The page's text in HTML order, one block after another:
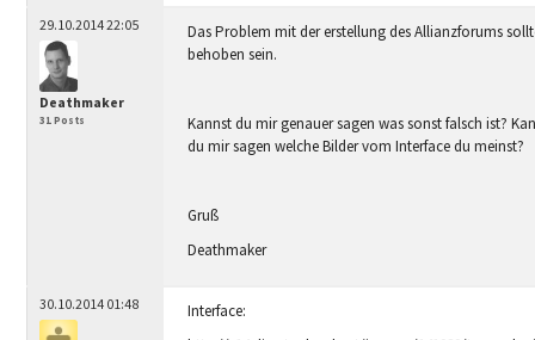
29.10.2014 22:05
Deathmaker
31 Posts
Das Problem mit der erstellung des Allianzforums
behoben sein.
Kannst du mir genauer sagen was sonst falsch ist?
du mir sagen welche Bilder vom Interface du meinst?
Gruß
Deathmaker
30.10.2014 01:48
Interface: